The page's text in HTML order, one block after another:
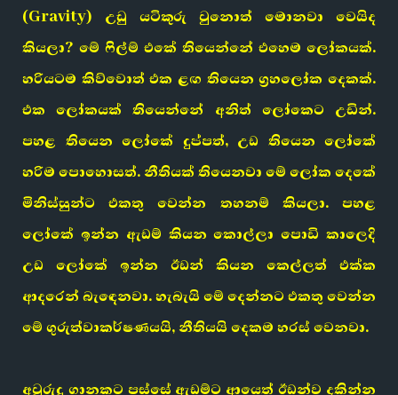
(Gravity) උඩු යටිකුරු වුනොත් මොනවා වෙයිද
කියලා? මේ ෆිල්ම් එකේ තියෙන්නේ එහෙම ලෝකයක්.
හරියටම කිව්වොත් එක ළඟ තියෙන ග්‍රහලෝක දෙකක්.
එක ලෝකයක් තියෙන්නේ අනිත් ලෝකෙට උඩින්.
පහළ තියෙන ලෝකේ දුප්පත්, උඩ තියෙන ලෝකේ
හරිම පොහොසත්. නීතියක් තියෙනවා මේ ලෝක දෙකේ
මිනිස්සුන්ට එකතු වෙන්න තහනම් කියලා. පහළ
ලෝකේ ඉන්න ඇඩම් කියන කොල්ලා පොඩි කාලෙදි
උඩ ලෝකේ ඉන්න ඊඩන් කියන කෙල්ලත් එක්ක
ආදරෙන් බැඳෙනවා. හැබැයි මේ දෙන්නට එකතු වෙන්න
මේ ගුරුත්වාකර්ෂණයයි, නීතියයි දෙකම හරස් වෙනවා.
අවුරුදු ගානකට පස්සේ ඇඩම්ට ආයෙත් ඊඩන්ව දකින්න